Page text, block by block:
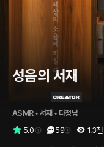
성음의 서재
ASMR • 서재 • 다정남
5.0
59 1.3천